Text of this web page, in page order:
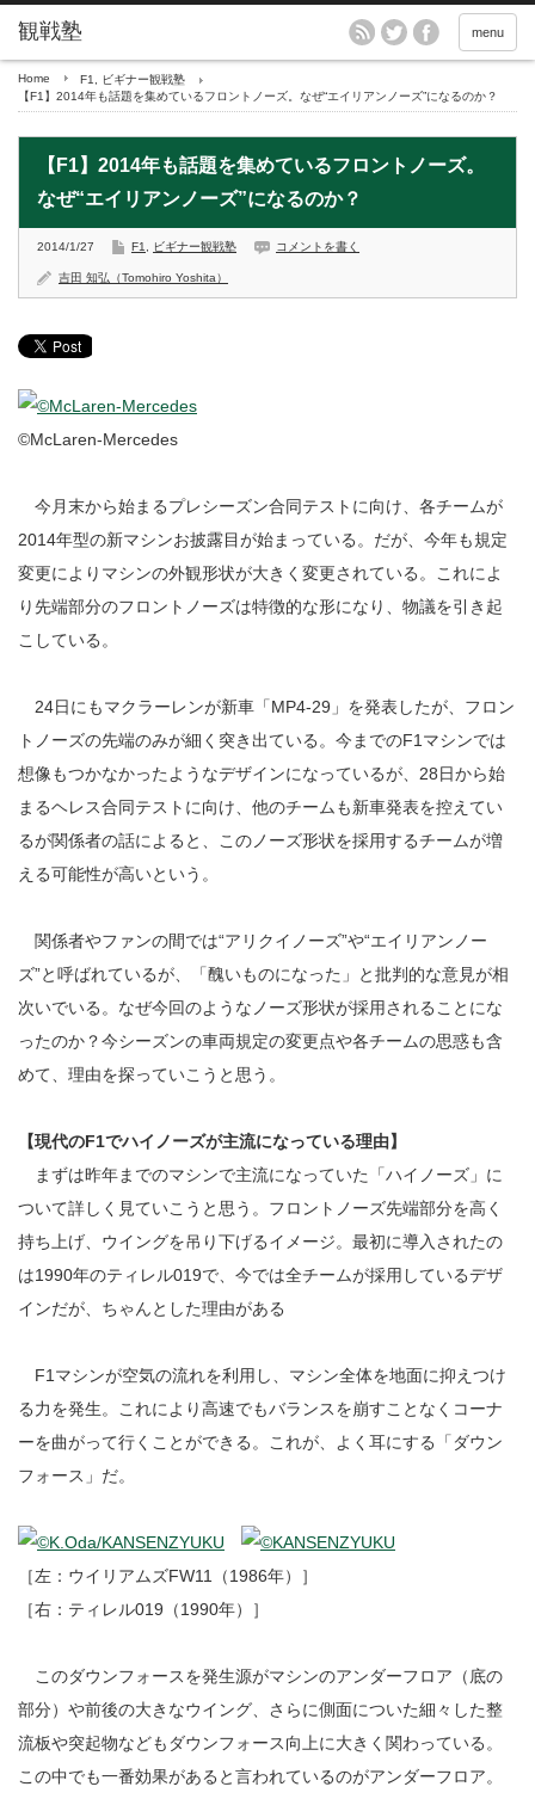
menu
Home F1
ビギナー観戦塾
【F1】2014年も話題を集めているフロントノーズ。なぜ“エイリアンノーズ”になるのか？
【F1】2014年も話題を集めているフロントノーズ。
なぜ“エイリアンノーズ”になるのか？
2014/1/27 F1 ビギナー観戦塾 コメントを書く
吉田 知弘（Tomohiro Yoshita）
©McLaren-Mercedes
今月末から始まるプレシーズン合同テストに向け、各チームが
2014年型の新マシンお披露目が始まっている。だが、今年も規定
変更によりマシンの外観形状が大きく変更されている。これによ
り先端部分のフロントノーズは特徴的な形になり、物議を引き起
こしている。
24日にもマクラーレンが新車「MP4-29」を発表したが、フロン
トノーズの先端のみが細く突き出ている。今までのF1マシンでは
想像もつかなかったようなデザインになっているが、28日から始
まるヘレス合同テストに向け、他のチームも新車発表を控えてい
るが関係者の話によると、このノーズ形状を採用するチームが増
える可能性が高いという。
関係者やファンの間では“アリクイノーズ”や“エイリアンノー
ズ”と呼ばれているが、「醜いものになった」と批判的な意見が相
次いでいる。なぜ今回のようなノーズ形状が採用されることにな
ったのか？今シーズンの車両規定の変更点や各チームの思惑も含
めて、理由を探っていこうと思う。
【現代のF1でハイノーズが主流になっている理由】
まずは昨年までのマシンで主流になっていた「ハイノーズ」に
ついて詳しく見ていこうと思う。フロントノーズ先端部分を高く
持ち上げ、ウイングを吊り下げるイメージ。最初に導入されたの
は1990年のティレル019で、今では全チームが採用しているデザ
インだが、ちゃんとした理由がある
F1マシンが空気の流れを利用し、マシン全体を地面に抑えつけ
る力を発生。これにより高速でもバランスを崩すことなくコーナ
ーを曲がって行くことができる。これが、よく耳にする「ダウン
フォース」だ。
［左：ウイリアムズFW11（1986年）］
［右：ティレル019（1990年）］
このダウンフォースを発生源がマシンのアンダーフロア（底の
部分）や前後の大きなウイング、さらに側面についた細々した整
流板や突起物などもダウンフォース向上に大きく関わっている。
この中でも一番効果があると言われているのがアンダーフロア。